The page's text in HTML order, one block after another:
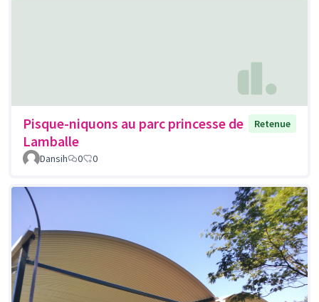
Pisque-niquons au parc princesse de
Lamballe
Retenue
Dansih 0 0